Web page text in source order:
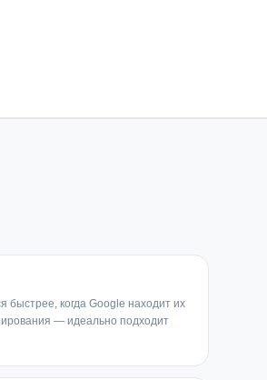
когда Google находит их
— идеально подходит